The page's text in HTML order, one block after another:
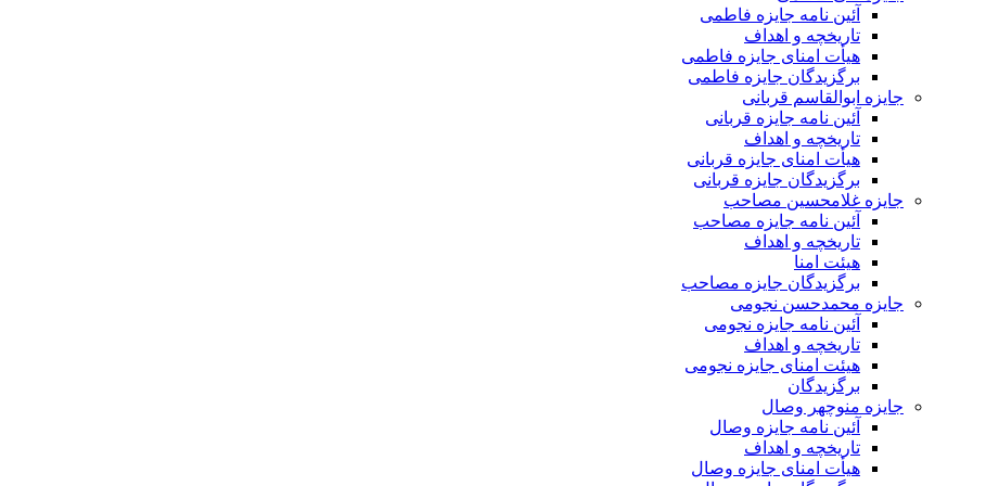
آئین نامه جایزه فاطمی
تاریخچه و اهداف
هیأت امنای جایزه فاطمی
برگزیدگان جایزه فاطمی
جایزه ابوالقاسم قربانی
آئین نامه جایزه قربانی
تاریخچه و اهداف
هیأت امنای جایزه قربانی
برگزیدگان جایزه قربانی
جایزه غلامحسین مصاحب
آئین نامه جایزه مصاحب
تاریخچه و اهداف
هیئت امنا
برگزیدگان جایزه مصاحب
جایزه محمدحسن نجومی
آئین نامه جایزه نجومی
تاریخچه و اهداف
هیئت امنای جایزه نجومی
برگزیدگان
جایزه منوچهر وصال
آئین نامه جایزه وصال
تاریخچه و اهداف
هیأت امنای جایزه وصال